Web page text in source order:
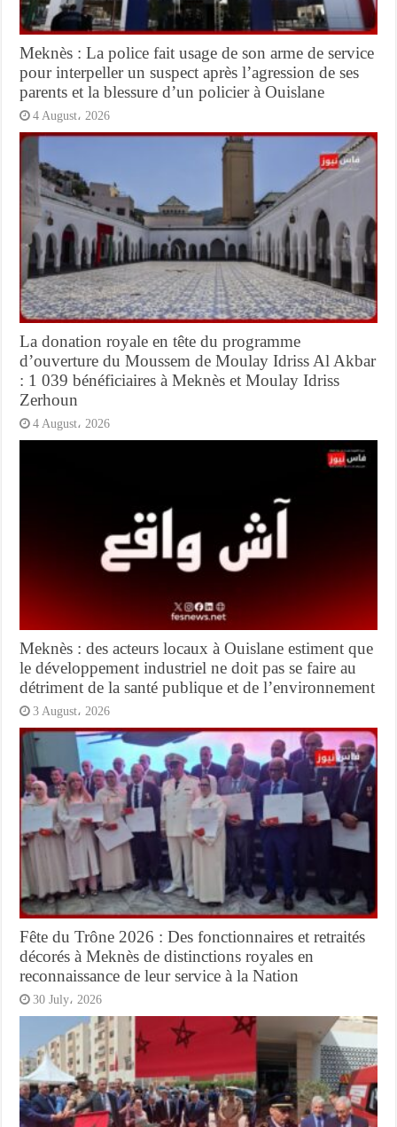
Meknès : La police fait usage de son arme de service
pour interpeller un suspect après l’agression de ses
parents et la blessure d’un policier à Ouislane
4 August، 2026
La donation royale en tête du programme
d’ouverture du Moussem de Moulay Idriss Al Akbar
: 1 039 bénéficiaires à Meknès et Moulay Idriss
Zerhoun
4 August، 2026
Meknès : des acteurs locaux à Ouislane estiment que
le développement industriel ne doit pas se faire au
détriment de la santé publique et de l’environnement
3 August، 2026
Fête du Trône 2026 : Des fonctionnaires et retraités
décorés à Meknès de distinctions royales en
reconnaissance de leur service à la Nation
30 July، 2026